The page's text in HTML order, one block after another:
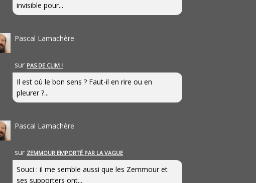
invisible pour...
Pascal Lamachère
sur PAS DE CLIM !
Il est où le bon sens ? Faut-il en rire ou en
pleurer ?...
Pascal Lamachère
sur ZEMMOUR EMPORTÉ PAR LA VAGUE
Souci : il me semble aussi que les Zemmour et
ses supporters ont...